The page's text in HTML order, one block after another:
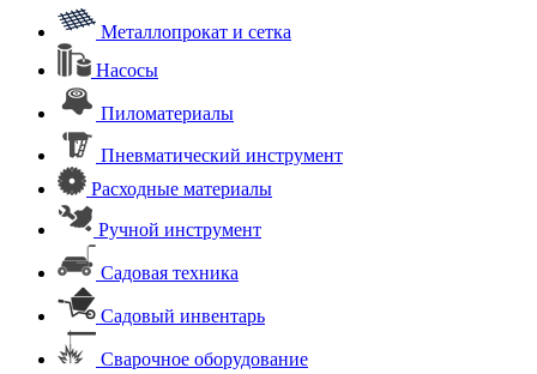
Металлопрокат и сетка
Насосы
Пиломатериалы
Пневматический инструмент
Расходные материалы
Ручной инструмент
Садовая техника
Садовый инвентарь
Сварочное оборудование